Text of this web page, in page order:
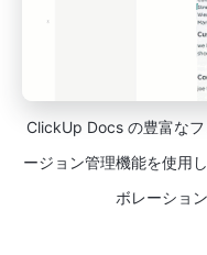
ClickUp Docs の豊富な
ージョン管理機能を使用
ボレーショ